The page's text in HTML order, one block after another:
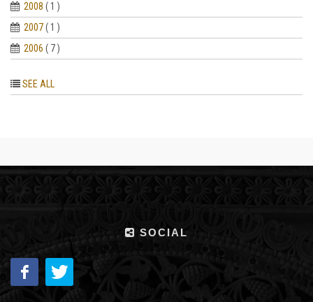
2008 ( 1 )
2007( 1 )
2006 ( 7 )
SEE ALL
SOCIAL